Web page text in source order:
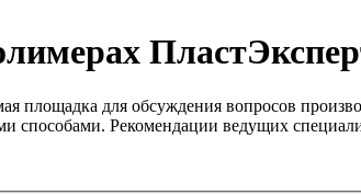
площадка для обсуждения вопросов
способами. Рекомендации ведущих